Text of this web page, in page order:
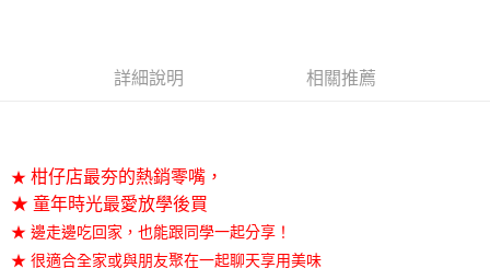
成交易。
3.實際核准額度、可分期數及費用金額請依後續交易確認頁面所載為準。
4.訂單成立30分鐘內，如未前往確認交易或遇審核未通過，訂單將自動取
消。如遇「轉專審核」未通過狀況，表示未達大哥付你分期系統評分，恕無
法說明評估內容。
【關於「AFTEE先享後付」】
AFTEE先享後付是「在收到商品之後才付款」的支付方式。 讓您購物簡單
便利好安心！
１．簡單：不需註冊會員、不需綁卡、不需儲值。
２．便利：只要手機號碼，簡訊認證，即可結帳。
３．安心：先確認商品／服務後，再付款。
ATM付款
運送方式
華得水產-常溫宅配
詳細說明 相關推薦
★ 柑仔店最夯的熱銷零嘴，
★ 童年時光最愛放學後買
★ 邊走邊吃回家，也能跟同學一起分享！
★ 很適合全家或與朋友聚在一起聊天享用美味